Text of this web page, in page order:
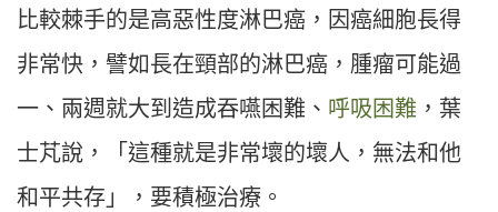
比較棘手的是高惡性度淋巴癌，因癌細胞長得
非常快，譬如長在頸部的淋巴癌，腫瘤可能過
一、兩週就大到造成吞嚥困難、 呼吸困難 ，葉
士芃說，「這種就是非常壞的壞人，無法和他
和平共存」，要積極治療。